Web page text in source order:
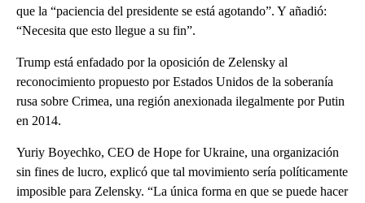
que la “paciencia del presidente se está agotando”. Y añadió:
“Necesita que esto llegue a su fin”.
Trump está enfadado por la oposición de Zelensky al
reconocimiento propuesto por Estados Unidos de la soberanía
rusa sobre Crimea, una región anexionada ilegalmente por Putin
en 2014.
Yuriy Boyechko, CEO de Hope for Ukraine, una organización
sin fines de lucro, explicó que tal movimiento sería políticamente
imposible para Zelensky. “La única forma en que se puede hacer